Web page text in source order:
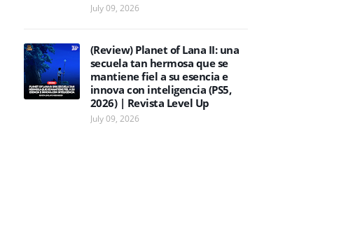
July 09, 2026
(Review) Planet of Lana II: una
secuela tan hermosa que se
mantiene fiel a su esencia e
innova con inteligencia (PS5,
2026) | Revista Level Up
July 09, 2026